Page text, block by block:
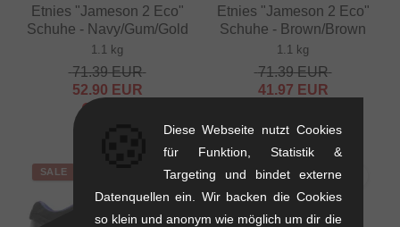
Etnies "Jameson 2 Eco"
Schuhe - Navy/Gum/Gold
1.1 kg
71.39EUR
52.90 EUR
Etnies "Jameson 2 Eco"
Schuhe - Brown/Brown
1.1 kg
71.39EUR
41.97 EUR
SALE SALE
Diese Webseite nutzt Cookies
für Funktion, Statistik &
Targeting und bindet externe
Datenquellen ein. Wir backen die Cookies
so klein und anonym wie möglich um dir die